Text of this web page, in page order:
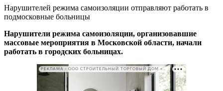
Нарушителей режима самоизоляции отправляют работать в
подмосковные больницы
Нарушители режима самоизоляции, организовавшие
массовые мероприятия в Московской области, начали
работать в городских больницах.
РЕКЛАМА • ООО СТРОИТЕЛЬНЫЙ ТОРГОВЫЙ ДОМ «ПЕТРОВИЧ». ИНН: 7802348846